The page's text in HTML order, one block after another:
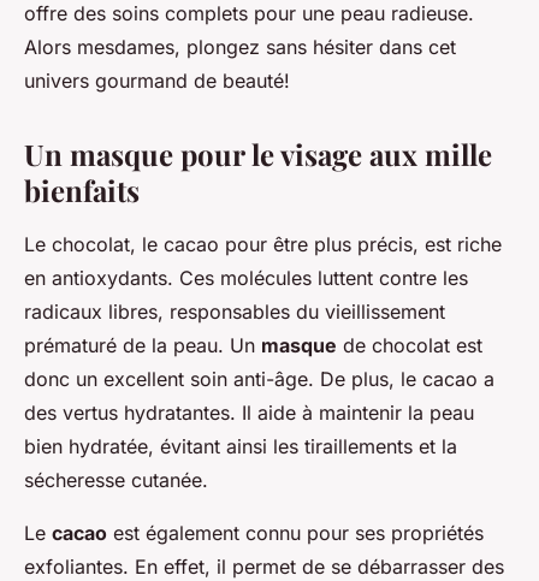
offre des soins complets pour une peau radieuse.
Alors mesdames, plongez sans hésiter dans cet
univers gourmand de beauté!
Un masque pour le visage aux mille
bienfaits
Le chocolat, le cacao pour être plus précis, est riche
en antioxydants. Ces molécules luttent contre les
radicaux libres, responsables du vieillissement
prématuré de la peau. Un masque de chocolat est
donc un excellent soin anti-âge. De plus, le cacao a
des vertus hydratantes. Il aide à maintenir la peau
bien hydratée, évitant ainsi les tiraillements et la
sécheresse cutanée.
Le cacao est également connu pour ses propriétés
exfoliantes. En effet, il permet de se débarrasser des